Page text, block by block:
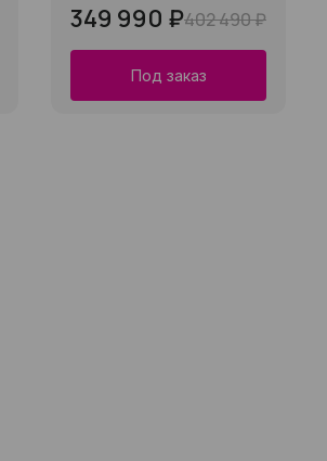
349 990 ₽402 490 ₽
Под заказ